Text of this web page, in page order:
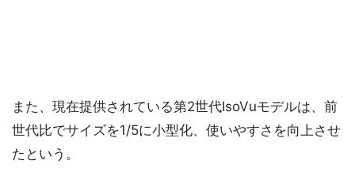
また、現在提供されている第2世代IsoVuモデルは、前
世代比でサイズを1/5に小型化、使いやすさを向上させ
たという。